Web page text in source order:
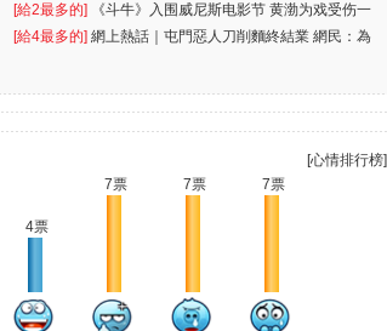
[給2最多的]
《斗牛》入围威尼斯电影节 黄渤为戏受伤一
[給4最多的] 網上熱話｜屯門惡人刀削麵終結業 網民：為
[心情排行榜]
4票
7票 7票 7票